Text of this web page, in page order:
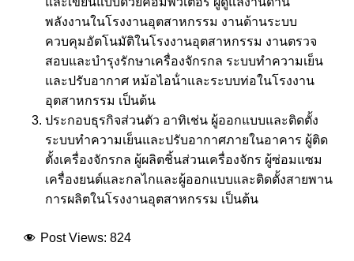
พลังงานในโรงงานอุตสาหกรรม งานด้านระบบ
ควบคุมอัตโนมัติในโรงงานอุตสาหกรรม งานตรวจ
สอบและบํารุงรักษาเครื่องจักรกล ระบบทําความเย็น
และปรับอากาศ หม้อไอน้ําและระบบท่อในโรงงาน
อุตสาหกรรม เป็นต้น
ประกอบธุรกิจส่วนตัว อาทิเช่น ผู้ออกแบบและติดตั้ง
ระบบทําความเย็นและปรับอากาศภายในอาคาร ผู้ติด
ตั้งเครื่องจักรกล ผู้ผลิตชิ้นส่วนเครื่องจักร ผู้ซ่อมแซม
เครื่องยนต์และกลไกและผู้ออกแบบและติดตั้งสายพาน
การผลิตในโรงงานอุตสาหกรรม เป็นต้น
Post Views: 824